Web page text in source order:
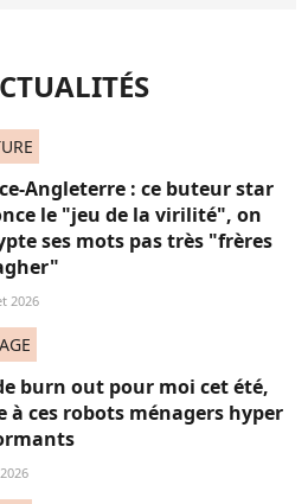
Angleterre : ce buteur star
le "jeu de la virilité", on
ses mots pas très "frères
2026
burn out pour moi cet été,
à ces robots ménagers hyper